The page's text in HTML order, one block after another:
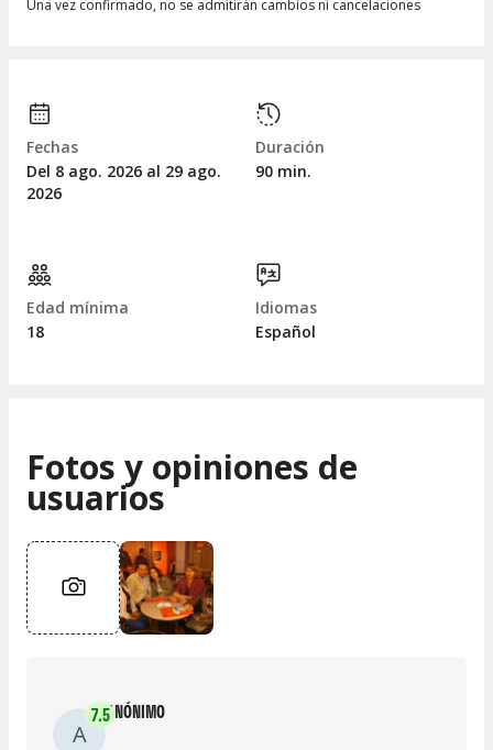
Una vez confirmado, no se admitirán cambios ni cancelaciones
Fechas
Del 8 ago. 2026 al 29 ago.
2026
Duración
90 min.
Edad mínima
18
Idiomas
Español
Fotos y opiniones de
usuarios
A
7.5ANÓNIMO